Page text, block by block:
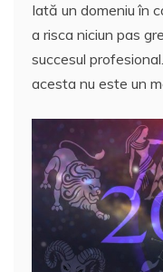
Iată un domeniu în
a risca niciun pas
succesul
acesta nu este un